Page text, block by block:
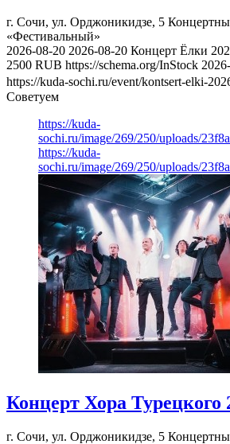
г. Сочи, ул. Орджоникидзе, 5
«Фестивальный»
2026-08-20 2026-08-20 Концерт Ёлки
2500 RUB https://schema.org/InStock
https://kuda-sochi.ru/event/kontsert-elki-
Советуем
https://kuda-
sochi.ru/image/269/250/uploads/
https://kuda-
sochi.ru/image/269/250/uploads/
Концерт Хора Турецкого
г. Сочи, ул. Орджоникидзе, 5